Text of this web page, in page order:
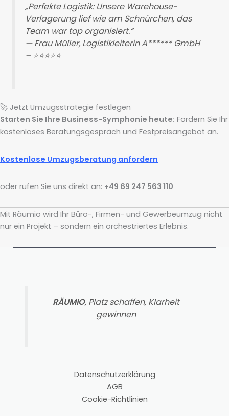
„Perfekte Logistik: Unsere Warehouse-
Verlagerung lief wie am Schnürchen, das
Team war top organisiert.“
— Frau Müller, Logistikleiterin A****** GmbH
– ⭐⭐⭐⭐⭐
🚀 Jetzt Umzugsstrategie festlegen
Starten Sie Ihre Business-Symphonie heute: Fordern Sie Ihr
kostenloses Beratungsgespräch und Festpreisangebot an.
Kostenlose Umzugsberatung anfordern
oder rufen Sie uns direkt an: +49 69 247 563 110
Mit Räumio wird Ihr Büro-, Firmen- und Gewerbeumzug nicht
nur ein Projekt – sondern ein orchestriertes Erlebnis.
RÄUMIO, Platz schaffen, Klarheit
gewinnen
Datenschutzerklärung
AGB
Cookie-Richtlinien